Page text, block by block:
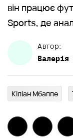
він працює
Sports, де
Автор:
Валерія
Кіліан Мбаппе